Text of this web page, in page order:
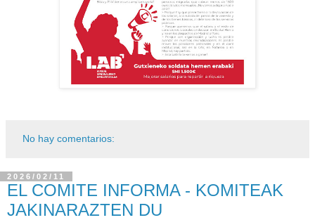
No hay comentarios:
2026/02/11
EL COMITE INFORMA - KOMITEAK
JAKINARAZTEN DU